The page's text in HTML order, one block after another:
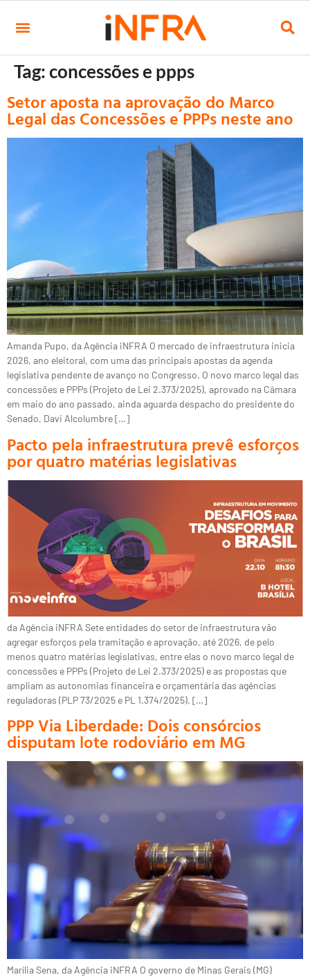
Tag:concessões e ppps
Setor aposta na aprovação do Marco
Legal das Concessões e PPPs neste ano
Amanda Pupo, da Agência iNFRA O mercado de infraestrutura inicia
2026, ano eleitoral, com uma das principais apostas da agenda
legislativa pendente de avanço no Congresso. O novo marco legal das
concessões e PPPs (Projeto de Lei 2.373/2025), aprovado na Câmara
em maio do ano passado, ainda aguarda despacho do presidente do
Senado, Davi Alcolumbre […]
Pacto pela infraestrutura prevê esforços
por quatro matérias legislativas
da Agência iNFRA Sete entidades do setor de infraestrutura vão
agregar esforços pela tramitação e aprovação, até 2026, de pelo
menos quatro matérias legislativas, entre elas o novo marco legal de
concessões e PPPs (Projeto de Lei 2.373/2025) e as propostas que
ampliam as autonomias financeira e orçamentária das agências
reguladoras (PLP 73/2025 e PL 1.374/2025). […]
PPP Via Liberdade: Dois consórcios
disputam lote rodoviário em MG
Marília Sena, da Agência iNFRA O governo de Minas Gerais (MG)